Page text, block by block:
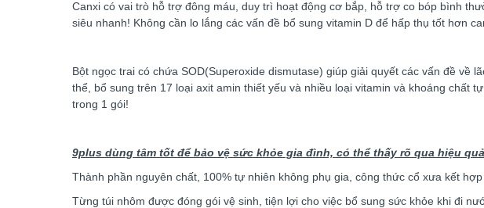
Canxi có vai trò hỗ trợ đông máu, duy trì hoạt động cơ bắp, hỗ trợ co bóp bình
siêu nhanh! Không cần lo lắng các vấn đề bổ sung vitamin D để hấp thụ tốt hơn
Bột ngọc trai có chứa SOD(Superoxide dismutase) giúp giải quyết các vấn đề
thể, bổ sung trên 17 loại axit amin thiết yếu và nhiều loại vitamin và khoáng chất
trong 1 gói!
9plus dùng tâm tốt để bảo vệ sức khỏe gia đình, có thể thấy rõ qua hiệu
Thành phần nguyên chất, 100% tự nhiên không phụ gia, công thức cổ xưa kết
Từng túi nhôm được đóng gói vệ sinh, tiện lợi cho việc bổ sung sức khỏe khi đi